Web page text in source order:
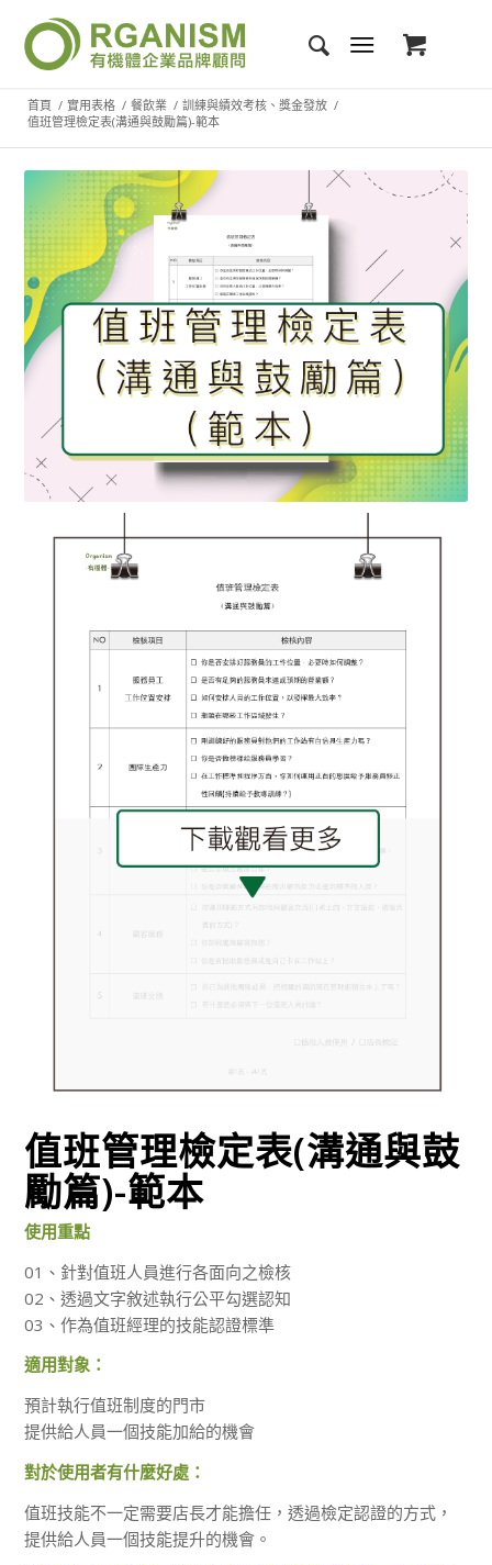
首頁 / 實用表格 / 餐飲業 / 訓練與績效考核、獎金發放 /
值班管理檢定表(溝通與鼓勵篇)-範本
值班管理檢定表(溝通與鼓
勵篇)-範本
使用重點
01、針對值班人員進行各面向之檢核
02、透過文字敘述執行公平勾選認知
03、作為值班經理的技能認證標準
適用對象：
預計執行值班制度的門市
提供給人員一個技能加給的機會
對於使用者有什麼好處：
值班技能不一定需要店長才能擔任，透過檢定認證的方式，
提供給人員一個技能提升的機會。